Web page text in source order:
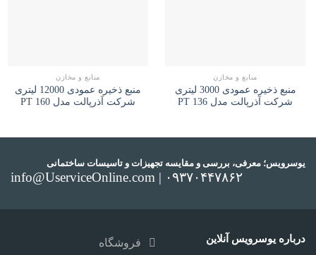
منابع و مخازن
منبع ذخیره عمودی 3000 لیتری
شرکت آذرپالت مدل PT 136
منابع و مخازن
منبع ذخیره عمودی 12000 لیتری
شرکت آذرپالت مدل PT 160
یوسرویس؛ معرفی، بررسی و مقایسه تجهیزات و تاسیسات ساختمانی
info@UserviceOnline.com | ۰۹۳۷۰۴۴۷۸۶۲
درباره یوسرویس آنلاین فروشگاه